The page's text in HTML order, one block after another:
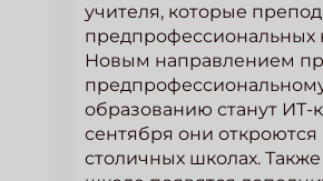
учителя, которые
предпрофессиональных
Новым направлением
образованию станут ИТ-
сентября они откроются
столичных школах. Также